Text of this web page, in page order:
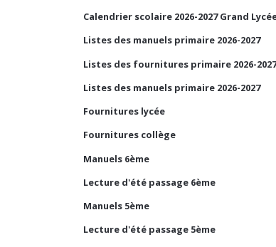
Calendrier scolaire 2026-2027 Grand
Listes des manuels primaire 2026-2027
Listes des fournitures primaire 2026-2027
Listes des manuels primaire 2026-2027
Fournitures lycée
Fournitures collège
Manuels 6ème
Lecture d'été passage 6ème
Manuels 5ème
Lecture d'été passage 5ème